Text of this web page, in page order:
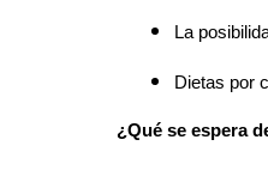
La
Dietas por
¿Qué se espera